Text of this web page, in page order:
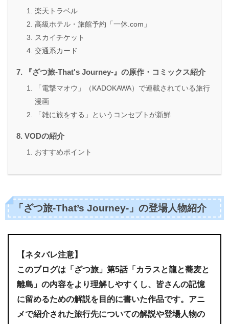
楽天トラベル
高級ホテル・旅館予約「一休.com」
スカイチケット
交通系カード
『ざつ旅-That's Journey-』の原作・コミックス紹介
「電撃マオウ」（KADOKAWA）で連載されている旅行
漫画
「雑に旅をする」というコンセプトが新鮮
VODの紹介
おすすめポイント
「ざつ旅-That’s Journey-」の登場人物紹介
【ネタバレ注意】
このブログは「ざつ旅」 第5話「カラスと龍と蕎麦と
離島」 の内容をより理解しやすくし、皆さんの記憶
に留めるための解説を目的に書いた作品です。アニ
メで紹介された旅行先についての解説や登場人物の